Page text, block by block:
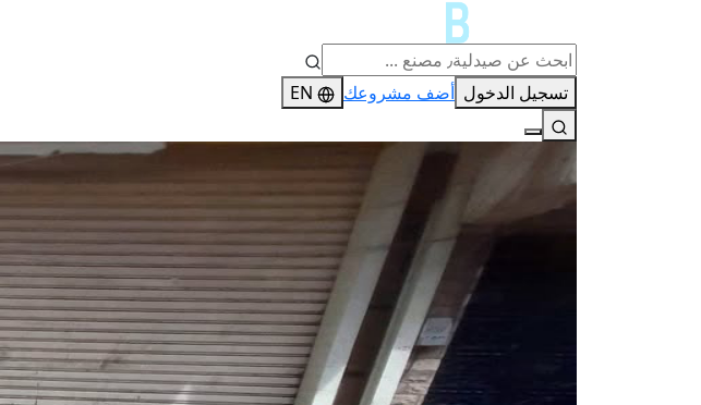
تسجيل الدخول أضف مشروعك EN